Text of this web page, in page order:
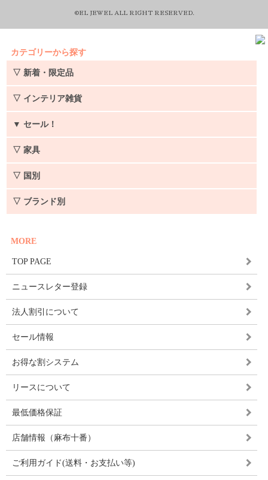
©EL JEWEL ALL RIGHT RESERVED.
カテゴリーから探す
▽ 新着・限定品
▽ インテリア雑貨
▼ セール！
▽ 家具
▽ 国別
▽ ブランド別
MORE
TOP PAGE
ニュースレター登録
法人割引について
セール情報
お得な割システム
リースについて
最低価格保証
店舗情報（麻布十番）
ご利用ガイド(送料・お支払い等)